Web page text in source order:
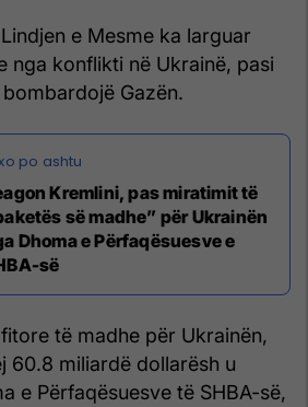
e Mesme ka larguar
nga konflikti në Ukrainë, pasi
Gazën.
Kremlini, pas miratimit të
së madhe” për Ukrainën
Dhoma e Përfaqësuesve e
së
të madhe për Ukrainën,
60.8 miliardë dollarësh u
e Përfaqësuesve të SHBA-së,